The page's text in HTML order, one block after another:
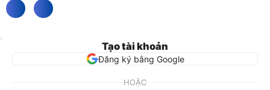
Tạo tài khoản
Đăng ký bằng Google
HOẶC